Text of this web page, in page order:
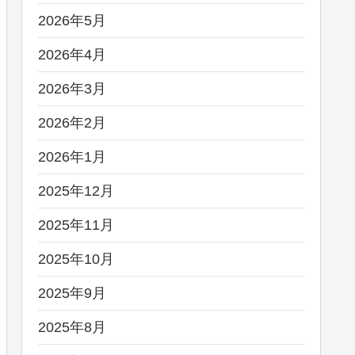
2026年5月
2026年4月
2026年3月
2026年2月
2026年1月
2025年12月
2025年11月
2025年10月
2025年9月
2025年8月